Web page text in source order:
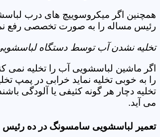
همچنین اگر میکروسوییچ های درب
رئیس مساله را به صورت تخصصی رفع
تخلیه نشدن آب توسط دستگاه
اگر ماشین لباسشویی آب را تخلیه نمی
را به خوبی تخلیه نماید خرابی در پمپ
تخلیه دچار هر گونه کثیفی یا آلودگی
می آید.
تعمیر لباسشویی سامسونگ در ده رئیس